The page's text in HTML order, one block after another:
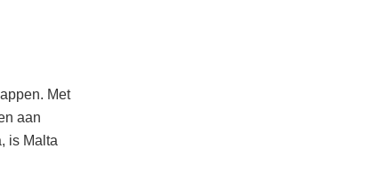
Met
aan
is Malta